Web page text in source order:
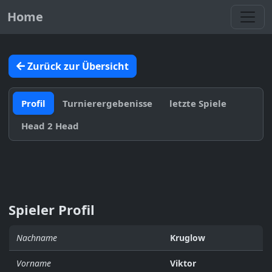
Home
Zurück zur Übersicht
Profil Turnierergebenisse
letzte Spiele
Head 2 Head
Spieler Profil
Nachname Kruglow
Vorname Viktor